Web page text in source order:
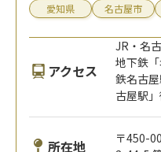
愛知県 名古屋市
アクセス
JR・名
地下鉄
鉄名古
古屋駅
所在地
〒450-